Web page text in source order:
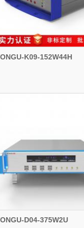
K09-152W44H
D04-375W2U